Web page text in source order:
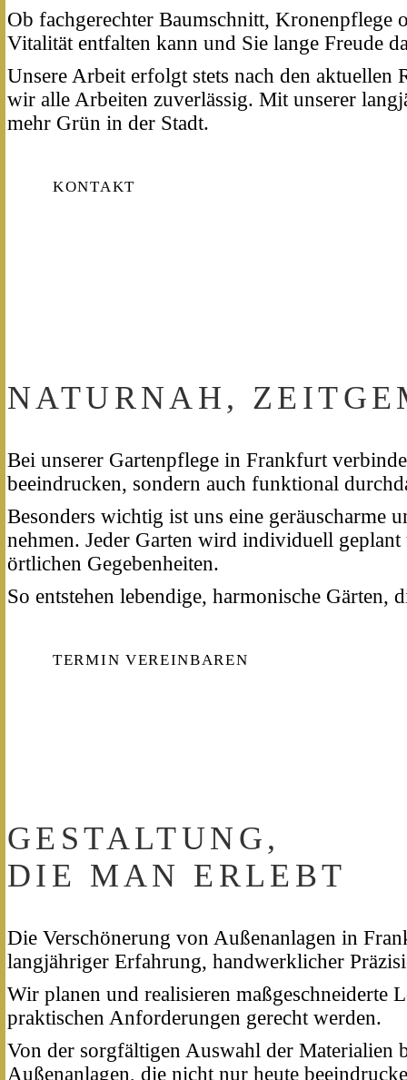
Ob fachgerechter Baumschnitt, Kronenpflege
Vitalität entfalten kann und Sie lange Freude
Unsere Arbeit erfolgt stets nach den
wir alle Arbeiten zuverlässig. Mit unserer
mehr Grün in der Stadt.
KONTAKT
NATURNAH,
Bei unserer Gartenpflege in Frankfurt
beeindrucken, sondern auch funktional
Besonders wichtig ist uns eine geräuscharme
nehmen. Jeder Garten wird individuell
örtlichen Gegebenheiten.
So entstehen lebendige, harmonische
TERMIN VEREINBAREN
GESTALTUNG,
DIE MAN ERLEBT
Die Verschönerung von Außenanlagen in
langjähriger Erfahrung, handwerklicher
Wir planen und realisieren maßgeschneiderte
praktischen Anforderungen gerecht werden.
Von der sorgfältigen Auswahl der Materialien
Außenanlagen, die nicht nur heute